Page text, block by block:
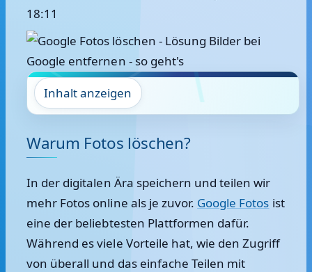
18:11
Inhalt anzeigen
Warum Fotos löschen?
In der digitalen Ära speichern und teilen wir
mehr Fotos online als je zuvor. Google Fotos ist
eine der beliebtesten Plattformen dafür.
Während es viele Vorteile hat, wie den Zugriff
von überall und das einfache Teilen mit